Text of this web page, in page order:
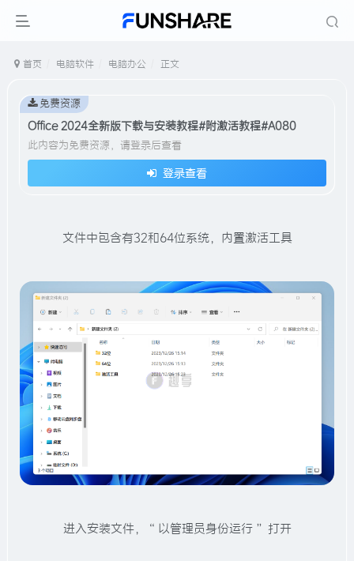
首页 电脑软件 电脑办公 正文
Office 2024全新版下载与安装教程#附激活教程#A080
此内容为免费资源，请登录后查看
登录查看
免费资源
文件中包含有32和64位系统，内置激活工具
进入安装文件，“ 以管理员身份运行 ” 打开